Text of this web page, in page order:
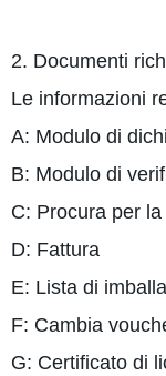
2. Documenti
Le informazioni
A: Modulo di
B: Modulo di
C: Procura per
D: Fattura
E: Lista di
F: Cambia
G: Certificato di